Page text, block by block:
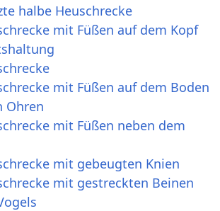
halbe Heuschrecke
mit Füßen auf dem Kopf
mit Füßen auf dem Boden
Ohren
mit Füßen neben dem
mit gebeugten Knien
mit gestreckten Beinen